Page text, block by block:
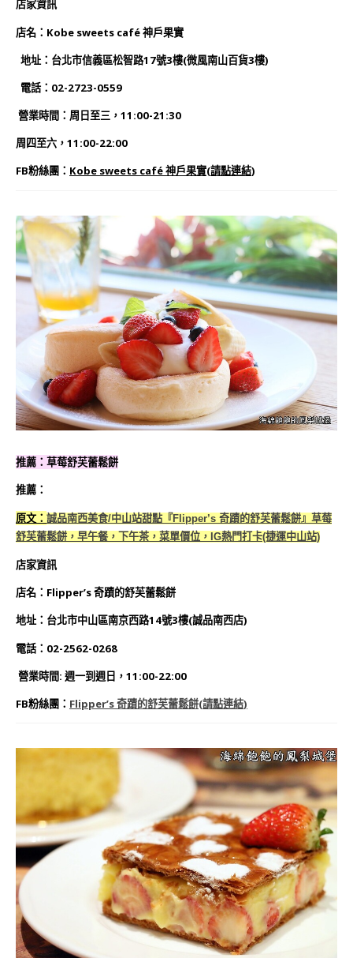
店家資訊
店名：Kobe sweets café 神戶果實
地址：台北市信義區松智路17號3樓(微風南山百貨3樓)
電話：02-2723-0559
營業時間：周日至三，11:00-21:30
周四至六，11:00-22:00
FB粉絲團： Kobe sweets café 神戶果實(請點連結)
推薦：草莓舒芙蕾鬆餅
推薦：
原文： 誠品南西美食/中山站甜點『Flipper’s 奇蹟的舒芙蕾鬆餅』草莓
舒芙蕾鬆餅，早午餐，下午茶，菜單價位，IG熱門打卡(捷運中山站)
店家資訊
店名：Flipper’s 奇蹟的舒芙蕾鬆餅
地址：台北市中山區南京西路14號3樓(誠品南西店)
電話：02-2562-0268
營業時間: 週一到週日，11:00-22:00
FB粉絲團： Flipper’s 奇蹟的舒芙蕾鬆餅(請點連結)